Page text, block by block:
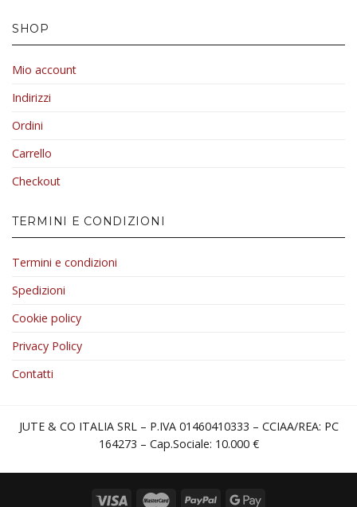
SHOP
Mio account
Indirizzi
Ordini
Carrello
Checkout
TERMINI E CONDIZIONI
Termini e condizioni
Spedizioni
Cookie policy
Privacy Policy
Contatti
JUTE & CO ITALIA SRL – P.IVA 01460410333 – CCIAA/REA: PC
164273 – Cap.Sociale: 10.000 €